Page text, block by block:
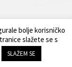
bolje korisničko
slažete se s
SLAŽEM SE